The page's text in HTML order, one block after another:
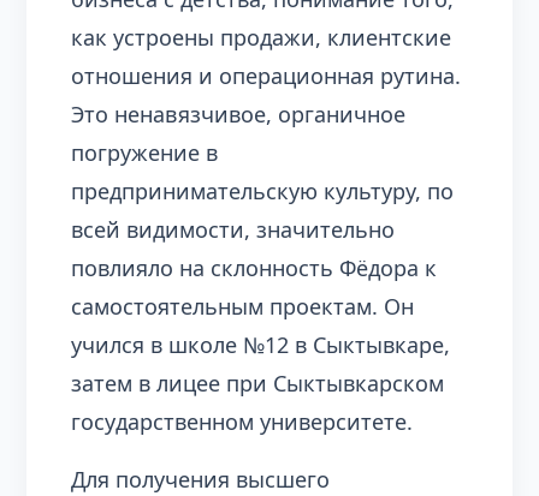
как устроены продажи, клиентские
отношения и операционная рутина.
Это ненавязчивое, органичное
погружение в
предпринимательскую культуру, по
всей видимости, значительно
повлияло на склонность Фёдора к
самостоятельным проектам. Он
учился в школе №12 в Сыктывкаре,
затем в лицее при Сыктывкарском
государственном университете.
Для получения высшего